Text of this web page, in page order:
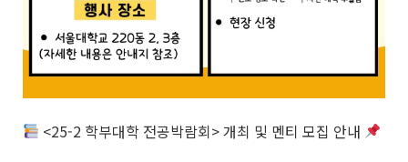
<25-2 학부대학 전공박람회> 개최 및 멘티 모집 안내